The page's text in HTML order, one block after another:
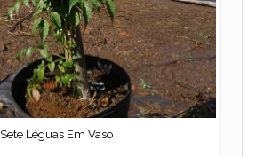
Sete Léguas Em Vaso